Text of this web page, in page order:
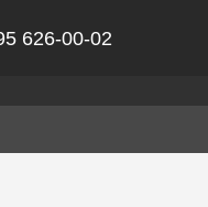
626-00-02